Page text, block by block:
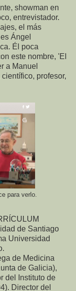
showman en
entrevistador.
el más
Ángel
Él poca
este nombre, 'El
a Manuel
profesor,
para verlo.
de Santiago
Universidad
de Medicina
de Galicia),
del Instituto de
Director del